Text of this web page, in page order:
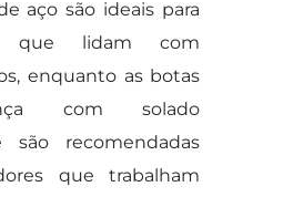
aço são ideais para
que lidam com
enquanto as botas
com solado
são recomendadas
que trabalham